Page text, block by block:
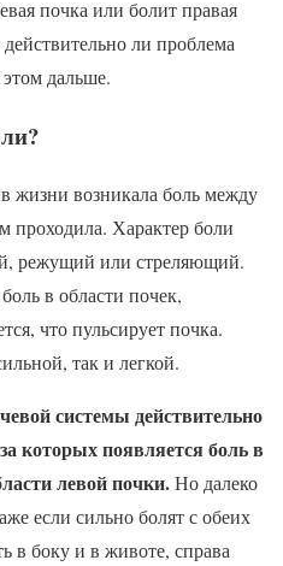
почка или болит правая
ли проблема
дальше.
жизни возникала боль между
проходила. Характер боли
режущий или стреляющий.
в области почек,
что пульсирует почка.
так и легкой.
системы действительно
которых появляется боль в
левой почки.Но далеко
если сильно болят с обеих
в боку и в животе, справа